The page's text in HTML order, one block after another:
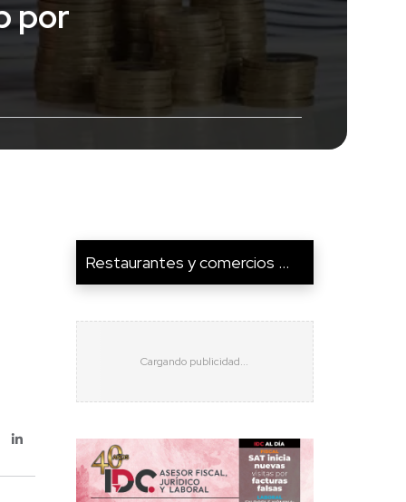
por
Restaurantes y comercios ...